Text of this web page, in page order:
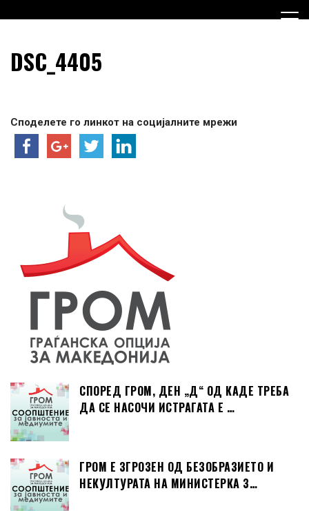
to
Граѓанска Опција за
Македонија
DSC_4405
Споделете го линкот на социјалните мрежи
СПОРЕД ГРОМ, ДЕН „Д“ ОД КАДЕ ТРЕБА
ДА СЕ НАСОЧИ ИСТРАГАТА Е …
ГРОМ Е ЗГРОЗЕН ОД БЕЗОБРАЗИЕТО И
НЕКУЛТУРАТА НА МИНИСТЕРКА З…